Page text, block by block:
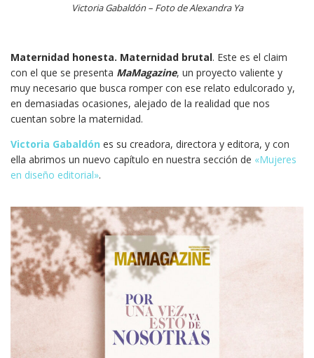
Victoria Gabaldón – Foto de Alexandra Ya
Maternidad honesta. Maternidad brutal. Este es el claim
con el que se presenta MaMagazine, un proyecto valiente y
muy necesario que busca romper con ese relato edulcorado y,
en demasiadas ocasiones, alejado de la realidad que nos
cuentan sobre la maternidad.
Victoria Gabaldón es su creadora, directora y editora, y con
ella abrimos un nuevo capítulo en nuestra sección de «Mujeres
en diseño editorial».